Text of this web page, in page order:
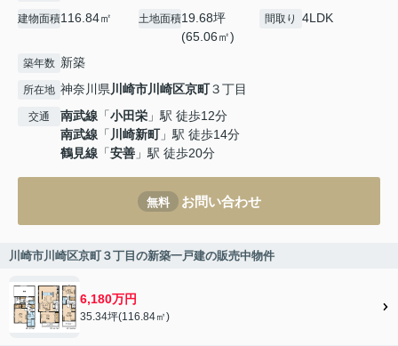
建物面積116.84㎡ 土地面積19.68坪
(65.06㎡)
間取り 4LDK
築年数 新築
所在地 神奈川県川崎市川崎区京町３丁目
交通 南武線 「小田栄 」駅 徒歩12分
南武線 「 川崎新町」駅 徒歩14分
鶴見線 「安善 」駅 徒歩20分
無料 お問い合わせ
川崎市川崎区京町３丁目の新築一戸建の販売中物件
6,180万円
35.34坪(116.84㎡)